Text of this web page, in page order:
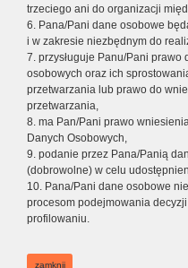
trzeciego ani do organizacji
6. Pana/Pani dane osobowe
i w zakresie niezbędnym do
7. przysługuje Panu/Pani
osobowych oraz ich
przetwarzania lub prawo do
przetwarzania,
8. ma Pan/Pani prawo
Danych Osobowych,
9. podanie przez Pana/Panią
(dobrowolne) w celu
10. Pana/Pani dane osobowe
procesom podejmowania
profilowaniu.
zamknij